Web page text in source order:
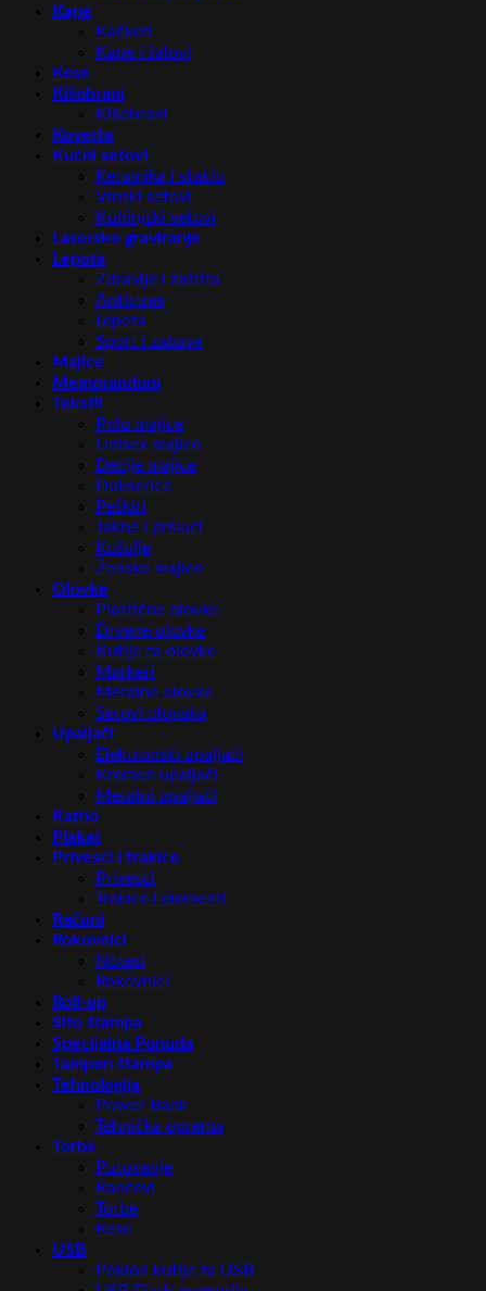
Kape
Kačketi
Kape i šalovi
Kese
Kišobrani
Kišobrani
Koverte
Kućni setovi
Keramika i staklo
Vinski setovi
Kuhinjski setovi
Lasersko graviranje
Lepota
Zdravlje i zaštita
Antistres
Lepota
Sport i zabava
Majice
Memorandum
Tekstil
Polo majice
Unisex majice
Dečije majice
Dukserice
Peškiri
Jakne i prsluci
Košulje
Ženske majice
Olovke
Plastične olovke
Drvene olovke
Kutije za olovke
Markeri
Metalne olovke
Setovi olovaka
Upaljači
Elektronski upaljači
Kremen upaljači
Metalni upaljači
Razno
Plakat
Privesci i trakice
Privesci
Trakice i elementi
Računi
Rokovnici
Notesi
Rokovnici
Roll-up
Sito štampa
Specijalna Ponuda
Tampon štampa
Tehnologija
Power Bank
Tehnička oprema
Torbe
Putovanje
Rančevi
Torbe
Kese
USB
Poklon kutije za USB